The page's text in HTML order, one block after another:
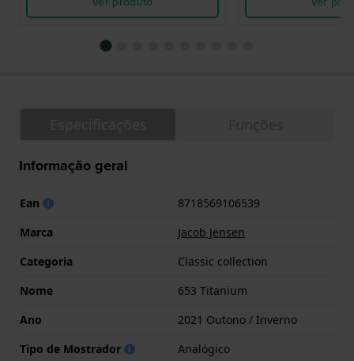
Informação geral
Ean
8718569106539
Marca
Jacob Jensen
Categoria
Classic collection
Nome
653 Titanium
Ano
2021 Outono / Inverno
Tipo de Mostrador
Analógico